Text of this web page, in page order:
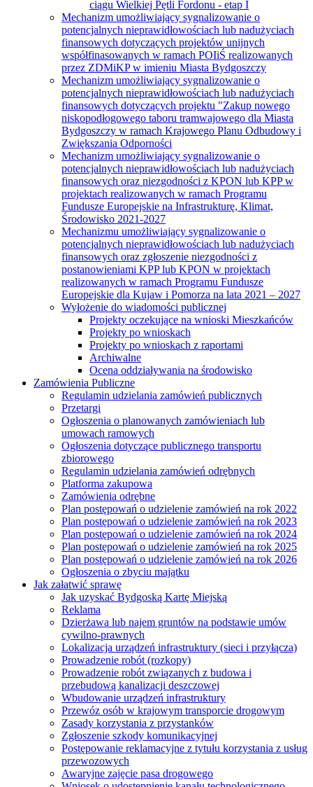
ciągu Wielkiej Pętli Fordonu - etap I
Mechanizm umożliwiający sygnalizowanie o
potencjalnych nieprawidłowościach lub nadużyciach
finansowych dotyczących projektów unijnych
współfinasowanych w ramach POIiŚ realizowanych
przez ZDMiKP w imieniu Miasta Bydgoszczy
Mechanizm umożliwiający sygnalizowanie o
potencjalnych nieprawidłowościach lub nadużyciach
finansowych dotyczących projektu "Zakup nowego
niskopodłogowego taboru tramwajowego dla Miasta
Bydgoszczy w ramach Krajowego Planu Odbudowy i
Zwiększania Odporności
Mechanizm umożliwiający sygnalizowanie o
potencjalnych nieprawidłowościach lub nadużyciach
finansowych oraz niezgodności z KPON lub KPP w
projektach realizowanych w ramach Programu
Fundusze Europejskie na Infrastrukturę, Klimat,
Środowisko 2021-2027
Mechanizmu umożliwiający sygnalizowanie o
potencjalnych nieprawidłowościach lub nadużyciach
finansowych oraz zgłoszenie niezgodności z
postanowieniami KPP lub KPON w projektach
realizowanych w ramach Programu Fundusze
Europejskie dla Kujaw i Pomorza na lata 2021 – 2027
Wyłożenie do wiadomości publicznej
Projekty oczekujące na wnioski Mieszkańców
Projekty po wnioskach
Projekty po wnioskach z raportami
Archiwalne
Ocena oddziaływania na środowisko
Zamówienia Publiczne
Regulamin udzielania zamówień publicznych
Przetargi
Ogłoszenia o planowanych zamówieniach lub
umowach ramowych
Ogłoszenia dotyczące publicznego transportu
zbiorowego
Regulamin udzielania zamówień odrębnych
Platforma zakupowa
Zamówienia odrębne
Plan postępowań o udzielenie zamówień na rok 2022
Plan postępowań o udzielenie zamówień na rok 2023
Plan postępowań o udzielenie zamówień na rok 2024
Plan postępowań o udzielenie zamówień na rok 2025
Plan postępowań o udzielenie zamówień na rok 2026
Ogłoszenia o zbyciu majątku
Jak załatwić sprawę
Jak uzyskać Bydgoską Kartę Miejską
Reklama
Dzierżawa lub najem gruntów na podstawie umów
cywilno-prawnych
Lokalizacja urządzeń infrastruktury (sieci i przyłącza)
Prowadzenie robót (rozkopy)
Prowadzenie robót związanych z budowa i
przebudową kanalizacji deszczowej
Wbudowanie urządzeń infrastruktury
Przewóz osób w krajowym transporcie drogowym
Zasady korzystania z przystanków
Zgłoszenie szkody komunikacyjnej
Postępowanie reklamacyjne z tytułu korzystania z usług
przewozowych
Awaryjne zajęcie pasa drogowego